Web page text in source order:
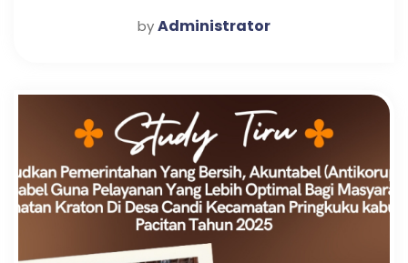
KRATON UNTUK PENGUATAN
byAdministrator